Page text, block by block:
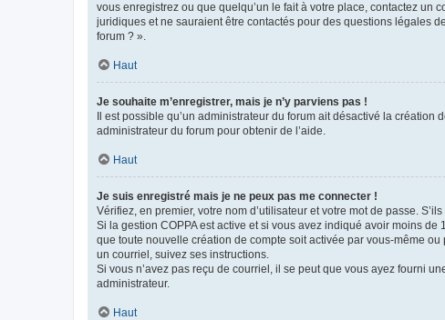
vous enregistrez ou que quelqu’un le fait à votre place, contactez
juridiques et ne sauraient être contactés pour des questions légales
forum ? ».
Haut
Je souhaite m’enregistrer, mais je n’y parviens pas !
Il est possible qu’un administrateur du forum ait désactivé la
administrateur du forum pour obtenir de l’aide.
Haut
Je suis enregistré mais je ne peux pas me connecter !
Vérifiez, en premier, votre nom d’utilisateur et votre mot de passe.
Si la gestion COPPA est active et si vous avez indiqué avoir moins
que toute nouvelle création de compte soit activée par vous-même
un courriel, suivez ses instructions.
Si vous n’avez pas reçu de courriel, il se peut que vous ayez fourni
administrateur.
Haut